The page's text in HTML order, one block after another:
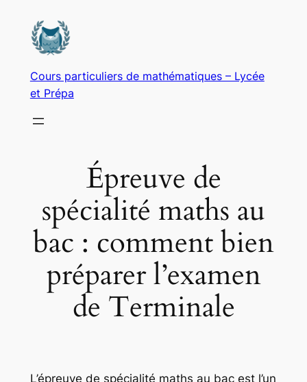
contenu
Cours particuliers de mathématiques – Lycée
et Prépa
Épreuve de
spécialité maths au
bac : comment bien
préparer l’examen
de Terminale
L’épreuve de spécialité maths au bac est l’un